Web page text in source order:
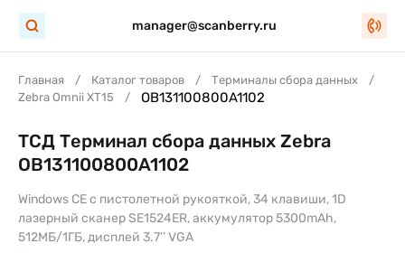
manager@scanberry.ru
Главная Каталог товаров
Терминалы сбора данных
Zebra Omnii XT15
OB131100800A1102
ТСД Терминал сбора данных Zebra
OB131100800A1102
Windows CE с пистолетной рукояткой, 34 клавиши, 1D
лазерный сканер SE1524ER, аккумулятор 5300mAh,
512МБ/1ГБ, дисплей 3.7’’ VGA